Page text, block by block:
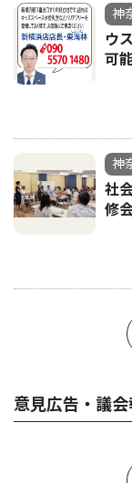
神
ウ
可
神
社
修
意見広告・議会